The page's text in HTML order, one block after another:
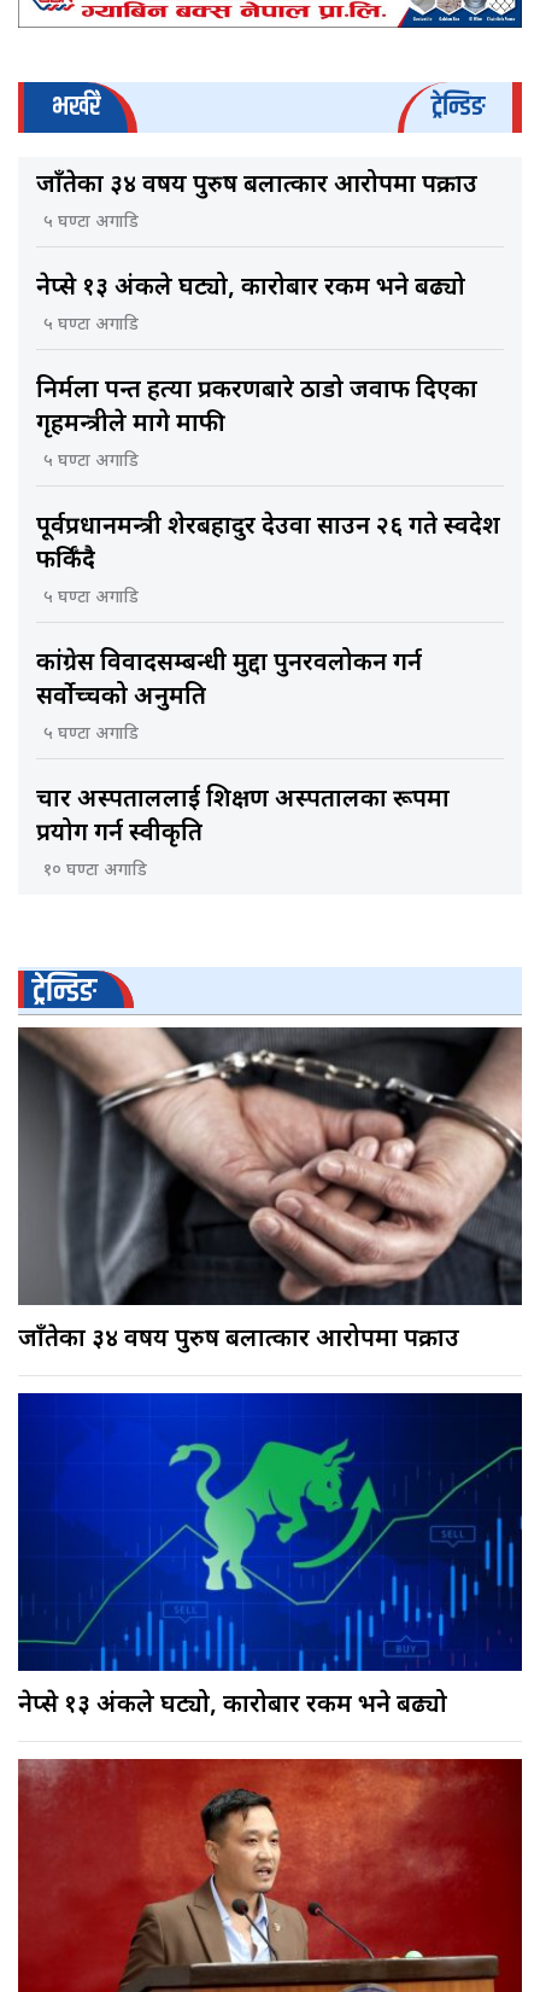
भर्खरै ट्रेन्डिङ
जाँतेका ३४ वर्षीय पुरुष बलात्कार आरोपमा पक्राउ
५ घण्टा अगाडि
नेप्से १३ अंकले घट्यो, कारोबार रकम भने बढ्यो
५ घण्टा अगाडि
निर्मला पन्त हत्या प्रकरणबारे ठाडो जवाफ दिएका
गृहमन्त्रीले मागे माफी
५ घण्टा अगाडि
पूर्वप्रधानमन्त्री शेरबहादुर देउवा साउन २६ गते स्वदेश
फर्किँदै
५ घण्टा अगाडि
कांग्रेस विवादसम्बन्धी मुद्दा पुनरवलोकन गर्न
सर्वोच्चको अनुमति
५ घण्टा अगाडि
चार अस्पताललाई शिक्षण अस्पतालका रूपमा
प्रयोग गर्न स्वीकृति
१० घण्टा अगाडि
ट्रेन्डिङ
जाँतेका ३४ वर्षीय पुरुष बलात्कार आरोपमा पक्राउ
नेप्से १३ अंकले घट्यो, कारोबार रकम भने बढ्यो